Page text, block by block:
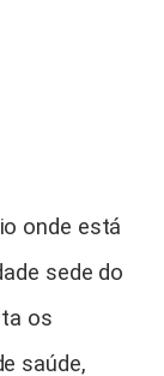
onde está
sede do
os
saúde,